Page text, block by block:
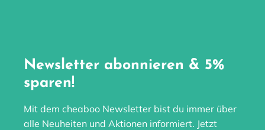
Newsletter abonnieren & 5%
sparen!
Mit dem cheaboo Newsletter bist du immer über
alle Neuheiten und Aktionen informiert. Jetzt